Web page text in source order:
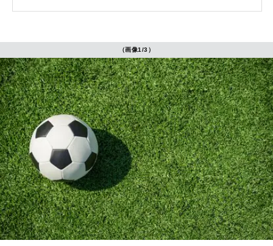
（画像1/3）